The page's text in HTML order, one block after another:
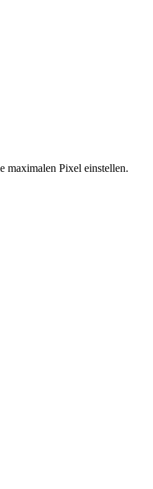
maximalen Pixel einstellen.